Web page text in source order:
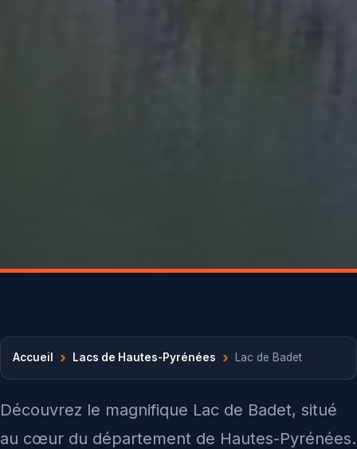
Accueil › Lacs de Hautes-Pyrénées › Lac de Badet
Découvrez le magnifique Lac de Badet, situé
au cœur du département de Hautes-Pyrénées.